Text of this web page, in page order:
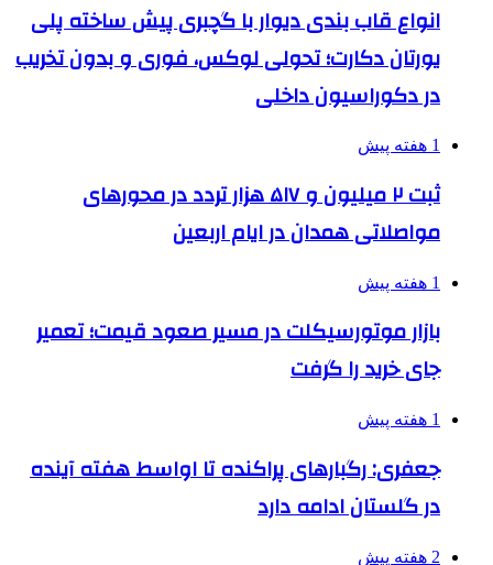
انواع قاب بندی دیوار با گچبری پیش ساخته پلی
یورتان دکارت؛ تحولی لوکس، فوری و بدون تخریب
در دکوراسیون داخلی
1 هفته پیش
ثبت ۲ میلیون و ۵۱۷ هزار تردد در محورهای
مواصلاتی همدان در ایام اربعین
1 هفته پیش
بازار موتورسیکلت در مسیر صعود قیمت؛ تعمیر
جای خرید را گرفت
1 هفته پیش
جعفری: رگبارهای پراکنده تا اواسط هفته آینده
در گلستان ادامه دارد
2 هفته پیش